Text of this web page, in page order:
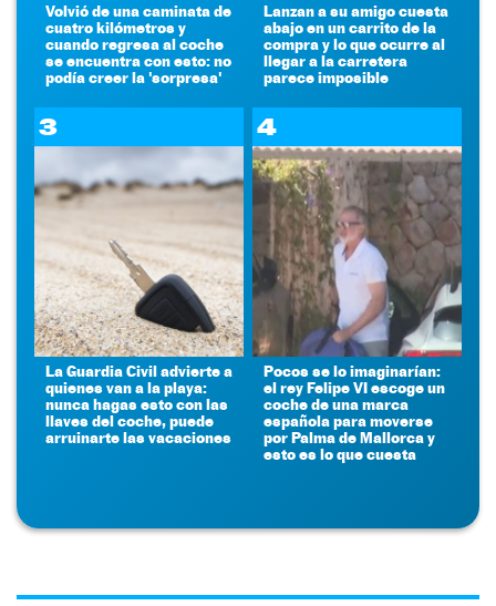
Volvió de una caminata de
cuatro kilómetros y
cuando regresa al coche
se encuentra con esto: no
podía creer la 'sorpresa'
Lanzan a su amigo cuesta
abajo en un carrito de la
compra y lo que ocurre al
llegar a la carretera
parece imposible
3
La Guardia Civil advierte a
quienes van a la playa:
nunca hagas esto con las
llaves del coche, puede
arruinarte las vacaciones
4
Pocos se lo imaginarían:
el rey Felipe VI escoge un
coche de una marca
española para moverse
por Palma de Mallorca y
esto es lo que cuesta